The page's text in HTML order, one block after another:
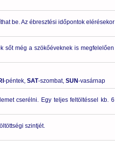
be. Az ébresztési időpontok elérésekor
sőt még a szökőéveknek is megfelelően
-péntek, SAT-szombat, SUN-vasárnap
cserélni. Egy teljes feltöltéssel kb. 6
szintjét.